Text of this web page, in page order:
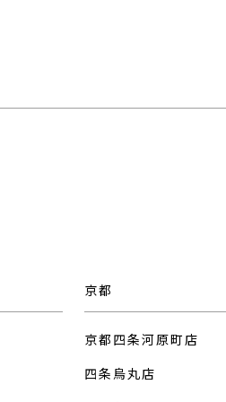
京都
京都四条河原町店
四条烏丸店